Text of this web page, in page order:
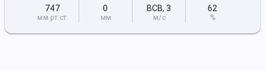
747
мм рт.ст.
0
мм
ВСВ,3
м/с
62
%